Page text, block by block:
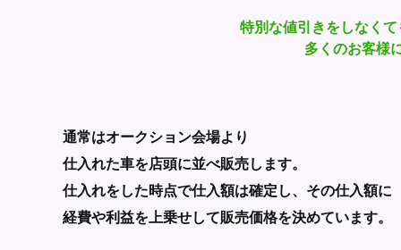
特別な値引きをしなくて
多くのお客様
通常はオークション会場より
仕入れた車を店頭に並べ販売します。
仕入れをした時点で仕入額は確定し、その仕入額に
経費や利益を上乗せして販売価格を決めています。